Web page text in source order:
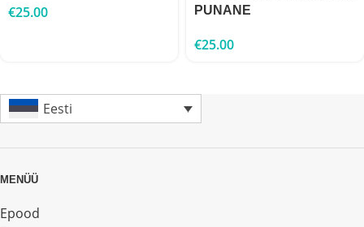
€25.00
PUNANE
€25.00
Eesti
MENÜÜ
Epood